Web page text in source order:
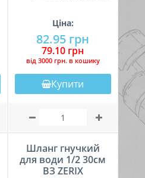
Ціна:
82.95 грн
79.10 грн
вiд 3000 грн. в кошику
Купити
Шланг гнучкий
для води 1/2 30см
ВЗ ZERIX